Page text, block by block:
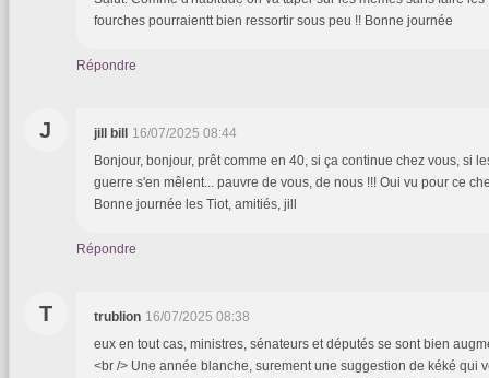
fourches pourraientt bien ressortir sous peu !! Bonne journée
Répondre
J jill bill 16/07/2025 08:44
Bonjour, bonjour, prêt comme en 40, si ça continue chez vous, si
guerre s'en mêlent... pauvre de vous, de nous !!! Oui vu pour ce
Bonne journée les Tiot, amitiés, jill
Répondre
T trublion 16/07/2025 08:38
eux en tout cas, ministres, sénateurs et députés se sont bien
<br /> Une année blanche, surement une suggestion de kéké qui